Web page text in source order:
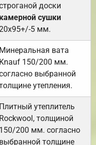
доски
камерной сушки
5 мм.
Минеральная вата
Knauf 150/200 мм.
выбранной
утепления.
Плитный утеплитель
Rockwool, толщиной
150/200 мм. согласно
выбранной толщине